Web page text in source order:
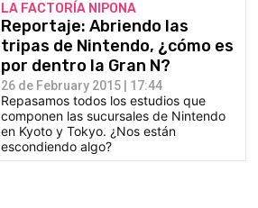
LA FACTORÍA NIPONA
Reportaje: Abriendo las
tripas de Nintendo, ¿cómo es
por dentro la Gran N?
26 de February 2015 | 17:44
Repasamos todos los estudios que
componen las sucursales de Nintendo
en Kyoto y Tokyo. ¿Nos están
escondiendo algo?